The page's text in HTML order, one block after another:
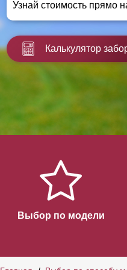
Заборы для дачи
Заборы и
Забор на участок 10
Узнай стоимость прямо
Калькулятор
Выбор по модели